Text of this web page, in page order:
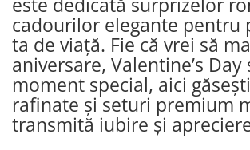
cadourilor elegante pentru
ta de viață. Fie că vrei să
aniversare, Valentine’s Day
moment special, aici
rafinate și seturi premium
transmită iubire și